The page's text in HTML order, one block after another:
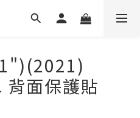
背面保護貼